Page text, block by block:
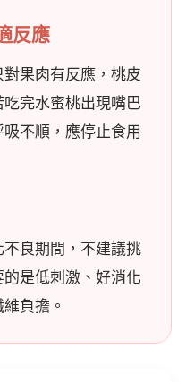
反應
果肉有反應，桃皮
完水蜜桃出現嘴巴
不順，應停止食用
良期間，不建議挑
是低刺激、好消化
負擔。